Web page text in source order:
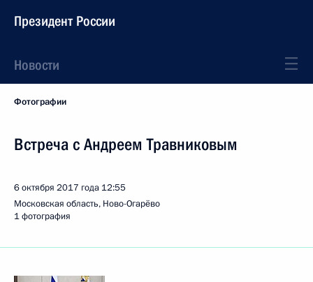
Президент России
Новости
Фотографии
Встреча с Андреем Травниковым
6 октября 2017 года 12:55
Московская область, Ново-Огарёво
1 фотография